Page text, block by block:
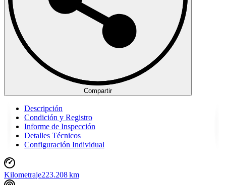
Compartir
Descripción
Condición y Registro
Informe de Inspección
Detalles Técnicos
Configuración Individual
Kilometraje223.208 km